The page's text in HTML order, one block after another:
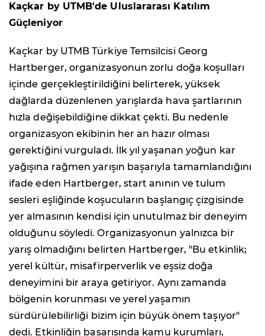
Kaçkar by UTMB'de Uluslararası Katılım
Güçleniyor
Kaçkar by UTMB Türkiye Temsilcisi Georg
Hartberger, organizasyonun zorlu doğa koşulları
içinde gerçekleştirildiğini belirterek, yüksek
dağlarda düzenlenen yarışlarda hava şartlarının
hızla değişebildiğine dikkat çekti. Bu nedenle
organizasyon ekibinin her an hazır olması
gerektiğini vurguladı. İlk yıl yaşanan yoğun kar
yağışına rağmen yarışın başarıyla tamamlandığını
ifade eden Hartberger, start anının ve tulum
sesleri eşliğinde koşucuların başlangıç çizgisinde
yer almasının kendisi için unutulmaz bir deneyim
olduğunu söyledi. Organizasyonun yalnızca bir
yarış olmadığını belirten Hartberger, "Bu etkinlik;
yerel kültür, misafirperverlik ve eşsiz doğa
deneyimini bir araya getiriyor. Aynı zamanda
bölgenin korunması ve yerel yaşamın
sürdürülebilirliği bizim için büyük önem taşıyor"
dedi. Etkinliğin başarısında kamu kurumları,